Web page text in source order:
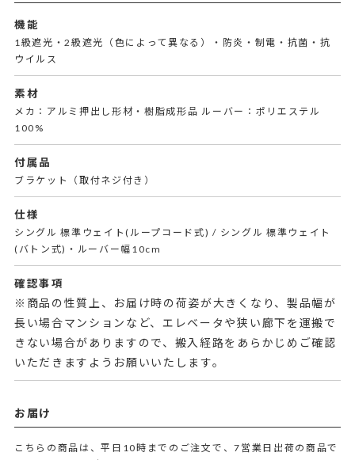
機能
1級遮光・2級遮光（色によって異なる）・防炎・制電・抗菌・抗
ウイルス
素材
メカ：アルミ押出し形材・樹脂成形品 ルーバー：ポリエステル
100%
付属品
ブラケット（取付ネジ付き）
仕様
シングル 標準ウェイト(ループコード式) / シングル 標準ウェイト
(バトン式)・ルーバー幅10cm
確認事項
※商品の性質上、お届け時の荷姿が大きくなり、製品幅が
長い場合マンションなど、エレベータや狭い廊下を運搬で
きない場合がありますので、搬入経路をあらかじめご確認
いただきますようお願いいたします。
お届け
こちらの商品は、平日10時までのご注文で、7営業日出荷の商品で